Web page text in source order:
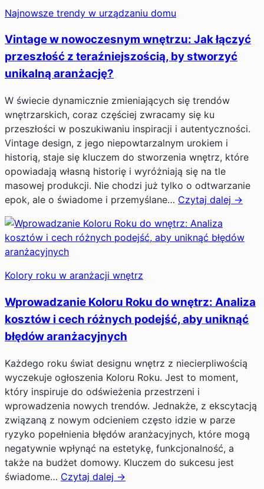
Najnowsze trendy w urządzaniu domu
Vintage w nowoczesnym wnętrzu: Jak łączyć
przeszłość z teraźniejszością, by stworzyć
unikalną aranżację?
W świecie dynamicznie zmieniających się trendów
wnętrzarskich, coraz częściej zwracamy się ku
przeszłości w poszukiwaniu inspiracji i autentyczności.
Vintage design, z jego niepowtarzalnym urokiem i
historią, staje się kluczem do stworzenia wnętrz, które
opowiadają własną historię i wyróżniają się na tle
masowej produkcji. Nie chodzi już tylko o odtwarzanie
epok, ale o świadome i przemyślane… Czytaj dalej →
Kolory roku w aranżacji wnętrz
Wprowadzanie Koloru Roku do wnętrz: Analiza
kosztów i cech różnych podejść, aby uniknąć
błędów aranżacyjnych
Każdego roku świat designu wnętrz z niecierpliwością
wyczekuje ogłoszenia Koloru Roku. Jest to moment,
który inspiruje do odświeżenia przestrzeni i
wprowadzenia nowych trendów. Jednakże, z ekscytacją
związaną z nowym odcieniem często idzie w parze
ryzyko popełnienia błędów aranżacyjnych, które mogą
negatywnie wpłynąć na estetykę, funkcjonalność, a
także na budżet domowy. Kluczem do sukcesu jest
świadome… Czytaj dalej →